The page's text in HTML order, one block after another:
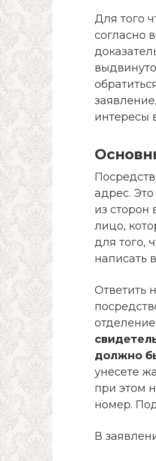
Для того
согласно
интересы
адрес.
из сторон
лицо,
для того,
написать
Ответить
должно
унесете
при этом
номер.
В